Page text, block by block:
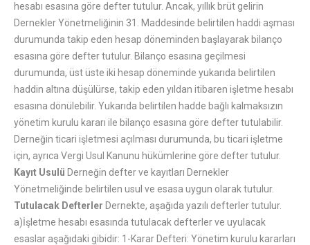
hesabı esasına göre defter tutulur. Ancak, yıllık brüt gelirin
Dernekler Yönetmeliğinin 31. Maddesinde belirtilen haddi aşması
durumunda takip eden hesap döneminden başlayarak bilanço
esasına göre defter tutulur. Bilanço esasına geçilmesi
durumunda, üst üste iki hesap döneminde yukarıda belirtilen
haddin altına düşülürse, takip eden yıldan itibaren işletme hesabı
esasına dönülebilir. Yukarıda belirtilen hadde bağlı kalmaksızın
yönetim kurulu kararı ile bilanço esasına göre defter tutulabilir.
Derneğin ticari işletmesi açılması durumunda, bu ticari işletme
için, ayrıca Vergi Usul Kanunu hükümlerine göre defter tutulur.
Kayıt Usulü Derneğin defter ve kayıtları Dernekler
Yönetmeliğinde belirtilen usul ve esasa uygun olarak tutulur.
Tutulacak Defterler Dernekte, aşağıda yazılı defterler tutulur.
a)İşletme hesabı esasında tutulacak defterler ve uyulacak
esaslar aşağıdaki gibidir: 1-Karar Defteri: Yönetim kurulu kararları